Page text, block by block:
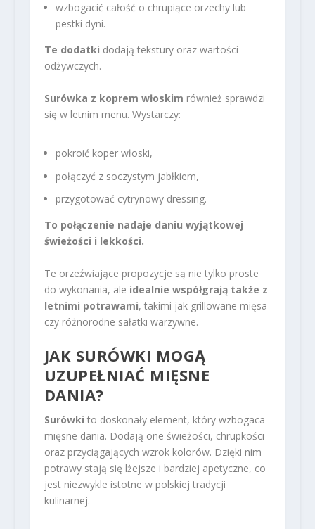
wzbogacić całość o chrupiące orzechy lub
pestki dyni.
Te dodatki dodają tekstury oraz wartości
odżywczych.
Surówka z koprem włoskim również sprawdzi
się w letnim menu. Wystarczy:
pokroić koper włoski,
połączyć z soczystym jabłkiem,
przygotować cytrynowy dressing.
To połączenie nadaje daniu wyjątkowej
świeżości i lekkości.
Te orzeźwiające propozycje są nie tylko proste
do wykonania, ale idealnie współgrają także z
letnimi potrawami, takimi jak grillowane mięsa
czy różnorodne sałatki warzywne.
JAK SURÓWKI MOGĄ
UZUPEŁNIAĆ MIĘSNE
DANIA?
Surówki to doskonały element, który wzbogaca
mięsne dania. Dodają one świeżości, chrupkości
oraz przyciągających wzrok kolorów. Dzięki nim
potrawy stają się lżejsze i bardziej apetyczne, co
jest niezwykle istotne w polskiej tradycji
kulinarnej.